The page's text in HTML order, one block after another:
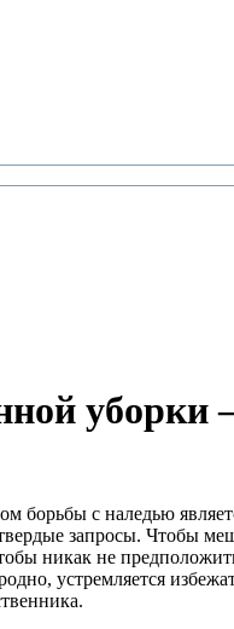
уборки
борьбы с наледью
запросы. Чтобы
никак не
устремляется